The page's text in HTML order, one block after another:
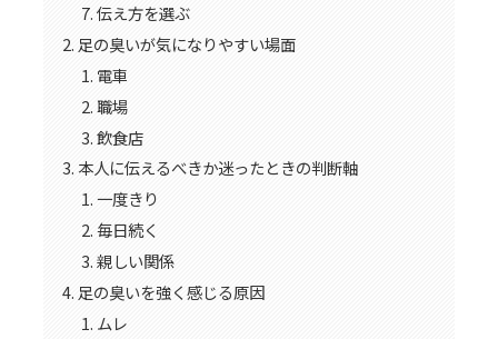
伝え方を選ぶ
足の臭いが気になりやすい場面
電車
職場
飲食店
本人に伝えるべきか迷ったときの判断軸
一度きり
毎日続く
親しい関係
足の臭いを強く感じる原因
ムレ